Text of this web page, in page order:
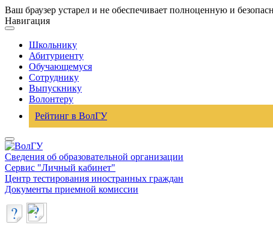
Ваш браузер устарел и не обеспечивает полноценную и
Навигация
Школьнику
Абитуриенту
Обучающемуся
Сотруднику
Выпускнику
Волонтеру
Рейтинг в ВолГУ
Сведения об образовательной организации
Сервис "Личный кабинет"
Центр тестирования иностранных граждан
Документы приемной комиссии